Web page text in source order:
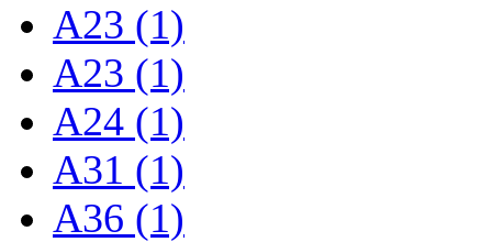
A23 (1)
A23 (1)
A24 (1)
A31 (1)
A36 (1)